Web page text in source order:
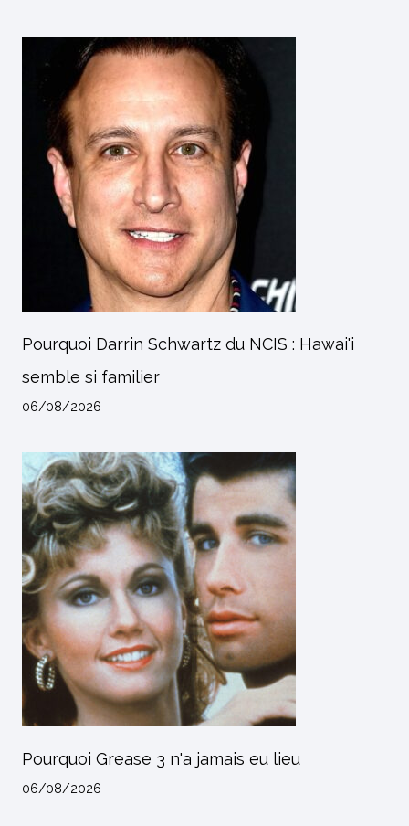
Pourquoi Darrin Schwartz du NCIS : Hawai'i
semble si familier
06/08/2026
Pourquoi Grease 3 n'a jamais eu lieu
06/08/2026